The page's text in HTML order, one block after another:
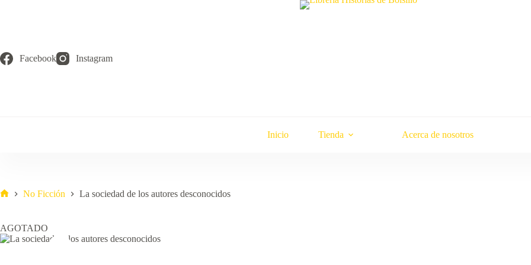
Facebook Instagram
Inicio Tienda Acerca de nosotros
No Ficción La sociedad de los autores desconocidos
AGOTADO